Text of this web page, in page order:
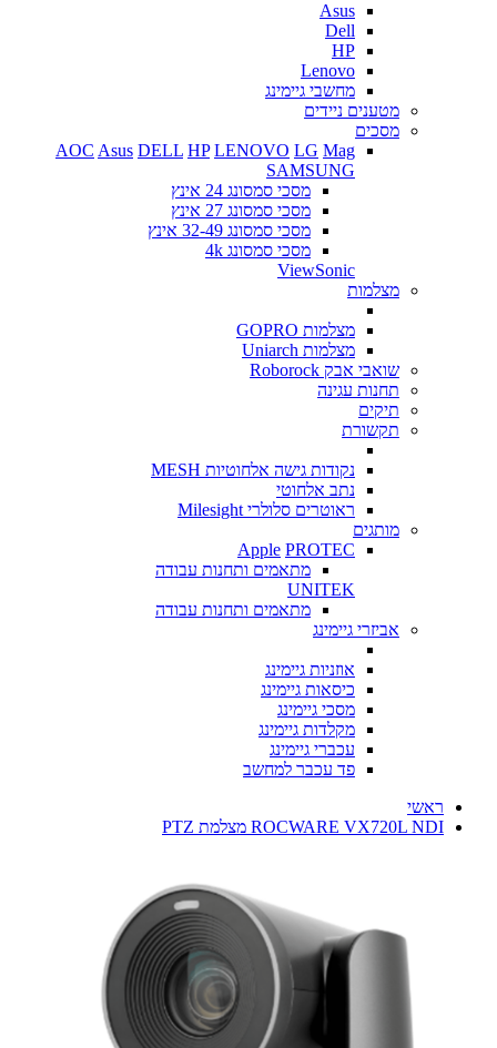
Asus
Dell
HP
Lenovo
מחשבי גיימינג
מטענים ניידים
מסכים
AOC Asus DELL HP LENOVO LG Mag
SAMSUNG
מסכי סמסונג 24 אינץ
מסכי סמסונג 27 אינץ
מסכי סמסונג 32-49 אינץ
מסכי סמסונג 4k
ViewSonic
מצלמות
מצלמות GOPRO
מצלמות Uniarch
שואבי אבק Roborock
תחנות עגינה
תיקים
תקשורת
נקודות גישה אלחוטיות MESH
נתב אלחוטי
ראוטרים סלולרי Milesight
מותגים
Apple PROTEC
מתאמים ותחנות עבודה
UNITEK
מתאמים ותחנות עבודה
אביזרי גיימינג
אוזניות גיימינג
כיסאות גיימינג
מסכי גיימינג
מקלדות גיימינג
עכברי גיימינג
פד עכבר למחשב
ראשי
ROCWARE VX720L NDI מצלמת PTZ